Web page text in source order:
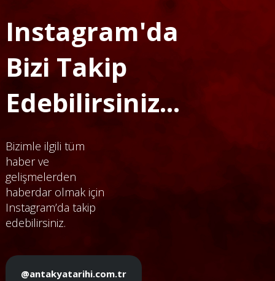
Instagram'da
Bizi Takip
Edebilirsiniz...
Bizimle ilgili tüm
haber ve
gelişmelerden
haberdar olmak için
Instagram’da takip
edebilirsiniz.
@antakyatarihi.com.tr